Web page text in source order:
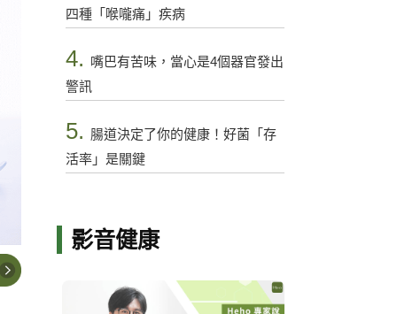
四種「喉嚨痛」疾病
4. 嘴巴有苦味，當心是4個器官發出
警訊
5. 腸道決定了你的健康！好菌「存
活率」是關鍵
影音健康